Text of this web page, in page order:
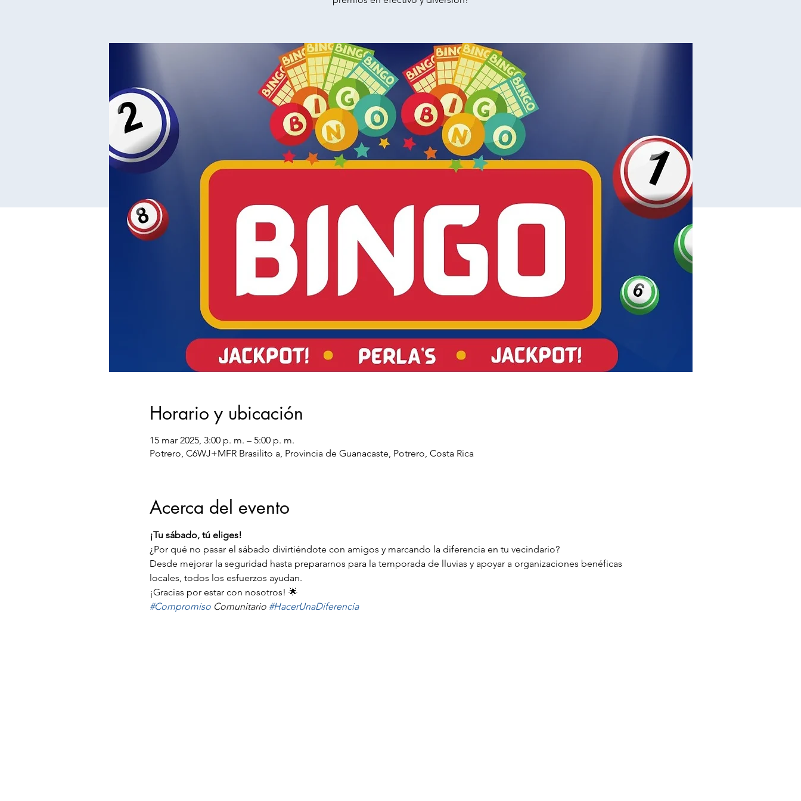
Horario y ubicación
15 mar 2025, 3:00 p. m. – 5:00 p. m.
Potrero, C6WJ+MFR Brasilito a, Provincia de Guanacaste, Potrero, Costa Rica
Acerca del evento
¡Tu sábado, tú eliges!
¿Por qué no pasar el sábado divirtiéndote con amigos y marcando la diferencia en tu vecindario?
Desde mejorar la seguridad hasta prepararnos para la temporada de lluvias y apoyar a organizaciones benéficas
locales, todos los esfuerzos ayudan.
¡Gracias por estar con nosotros! 🌟
#Compromiso Comunitario #HacerUnaDiferencia